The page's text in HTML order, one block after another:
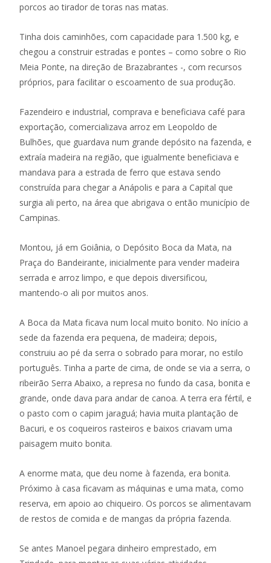
porcos ao tirador de toras nas matas.
Tinha dois caminhões, com capacidade para 1.500 kg, e
chegou a construir estradas e pontes – como sobre o Rio
Meia Ponte, na direção de Brazabrantes -, com recursos
próprios, para facilitar o escoamento de sua produção.
Fazendeiro e industrial, comprava e beneficiava café para
exportação, comercializava arroz em Leopoldo de
Bulhões, que guardava num grande depósito na fazenda, e
extraía madeira na região, que igualmente beneficiava e
mandava para a estrada de ferro que estava sendo
construída para chegar a Anápolis e para a Capital que
surgia ali perto, na área que abrigava o então município de
Campinas.
Montou, já em Goiânia, o Depósito Boca da Mata, na
Praça do Bandeirante, inicialmente para vender madeira
serrada e arroz limpo, e que depois diversificou,
mantendo-o ali por muitos anos.
A Boca da Mata ficava num local muito bonito. No início a
sede da fazenda era pequena, de madeira; depois,
construiu ao pé da serra o sobrado para morar, no estilo
português. Tinha a parte de cima, de onde se via a serra, o
ribeirão Serra Abaixo, a represa no fundo da casa, bonita e
grande, onde dava para andar de canoa. A terra era fértil, e
o pasto com o capim jaraguá; havia muita plantação de
Bacuri, e os coqueiros rasteiros e baixos criavam uma
paisagem muito bonita.
A enorme mata, que deu nome à fazenda, era bonita.
Próximo à casa ficavam as máquinas e uma mata, como
reserva, em apoio ao chiqueiro. Os porcos se alimentavam
de restos de comida e de mangas da própria fazenda.
Se antes Manoel pegara dinheiro emprestado, em